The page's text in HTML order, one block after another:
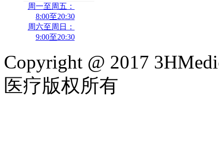
周一至周五：
8:00至20:30
周六至周日：
9:00至20:30
Copyright @ 2017
医疗版权所有